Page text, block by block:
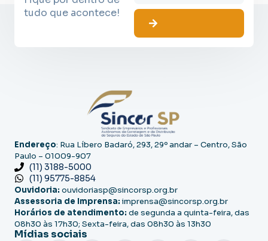
tudo que acontece!
Endereço: Rua Líbero Badaró, 293, 29º andar – Centro, São
Paulo – 01009-907
(11) 3188-5000
(11) 95775-8854
Ouvidoria: ouvidoriasp@sincorsp.org.br
Assessoria de Imprensa: imprensa@sincorsp.org.br
Horários de atendimento: de segunda a quinta-feira, das
08h30 às 17h30; Sexta-feira, das 08h30 às 13h30
Mídias sociais